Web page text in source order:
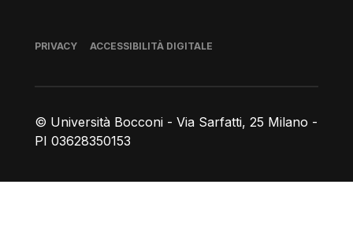
© Università Bocconi - Via Sarfatti, 25 Milano -
PI 03628350153
Piè di pagina
PRIVACY ACCESSIBILITÀ DIGITALE